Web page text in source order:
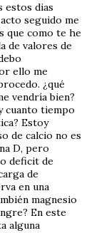
estos dias
seguido me
que como te he
de valores de
ello me
¿qué
vendría bien?
cuanto tiempo
Estoy
de calcio no es
D, pero
deficit de
de
en una
magnesio
En este
alguna